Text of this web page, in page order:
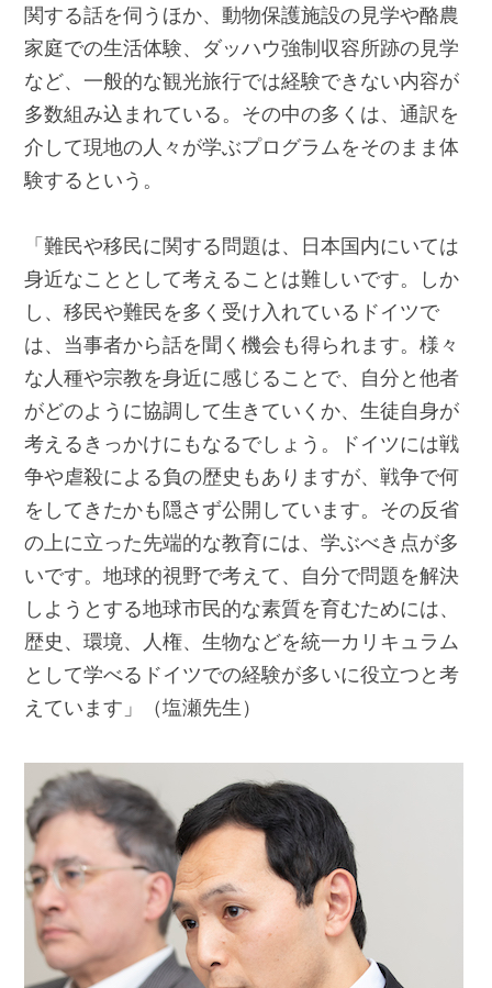
関する話を伺うほか、動物保護施設の見学や酪農
家庭での生活体験、ダッハウ強制収容所跡の見学
など、一般的な観光旅行では経験できない内容が
多数組み込まれている。その中の多くは、通訳を
介して現地の人々が学ぶプログラムをそのまま体
験するという。
「難民や移民に関する問題は、日本国内にいては
身近なこととして考えることは難しいです。しか
し、移民や難民を多く受け入れているドイツで
は、当事者から話を聞く機会も得られます。様々
な人種や宗教を身近に感じることで、自分と他者
がどのように協調して生きていくか、生徒自身が
考えるきっかけにもなるでしょう。ドイツには戦
争や虐殺による負の歴史もありますが、戦争で何
をしてきたかも隠さず公開しています。その反省
の上に立った先端的な教育には、学ぶべき点が多
いです。地球的視野で考えて、自分で問題を解決
しようとする地球市民的な素質を育むためには、
歴史、環境、人権、生物などを統一カリキュラム
として学べるドイツでの経験が多いに役立つと考
えています」（塩瀬先生）